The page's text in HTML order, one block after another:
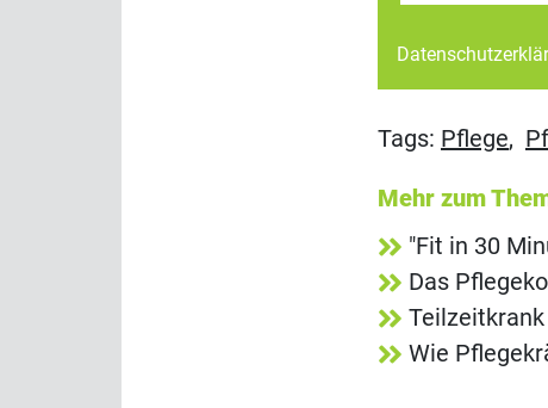
Tags: Pflege,
Mehr zum
"Fit in 30
Das
Wie